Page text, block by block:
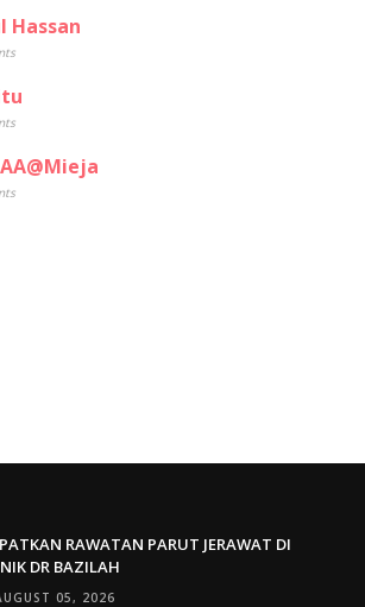
Hassan
RAWATAN PARUT JERAWAT DI
DR BAZILAH
05, 2026